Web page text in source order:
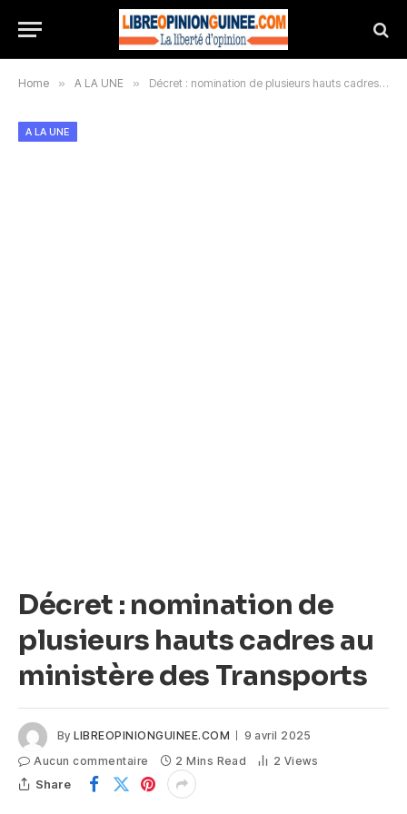
Home » A LA UNE » Décret : nomination de plusieurs hauts cadres au ministère des Transports
A LA UNE
Décret : nomination de
plusieurs hauts cadres au
ministère des Transports
By LIBREOPINIONGUINEE.COM
9 avril 2025
Aucun commentaire
2 Mins Read 2 Views
Share